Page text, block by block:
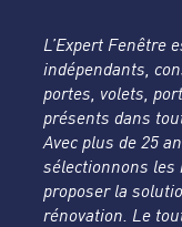
L’Expert Fenêtre
indépendants,
portes, volets,
présents dans
Avec plus de 25
sélectionnons les
proposer la
rénovation. Le